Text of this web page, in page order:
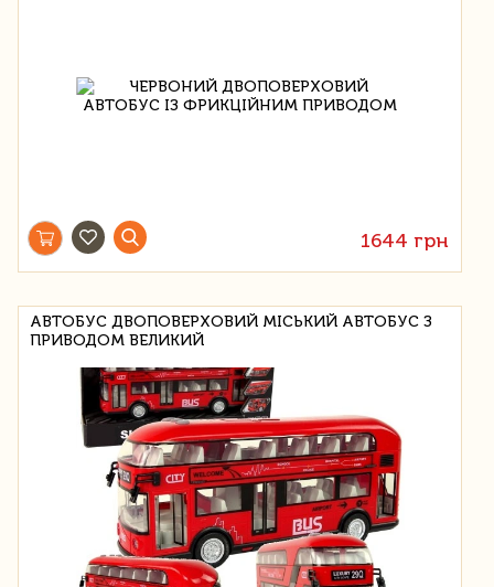
1644 грн
АВТОБУС ДВОПОВЕРХОВИЙ МІСЬКИЙ АВТОБУС З
ПРИВОДОМ ВЕЛИКИЙ